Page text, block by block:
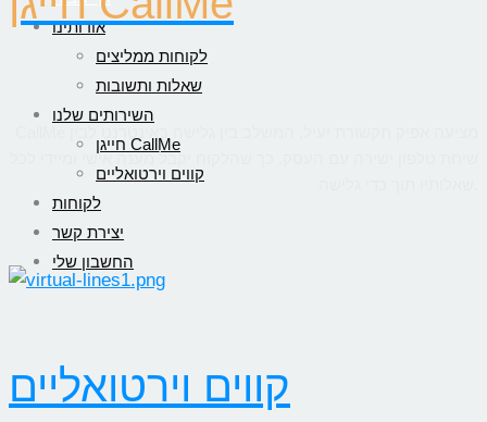
אודותינו
לקוחות ממליצים
שאלות ותשובות
השירותים שלנו
חייגן CallMe
קווים וירטואליים
לקוחות
יצירת קשר
החשבון שלי
שיחת טלפון ישירה עם העסק, כך שהלקוח יקבל מענה אישי ומיידי לכל
קווים וירטואליים